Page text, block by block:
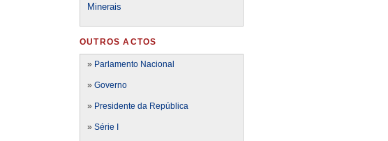
Minerais
OUTROS ACTOS
» Parlamento Nacional
» Governo
» Presidente da República
» Série I